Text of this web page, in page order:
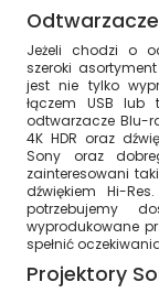
Jeżeli chodzi o
szeroki
jest nie tylko
łączem USB lub
odtwarzacze Blu-
4K HDR oraz
Sony oraz
zainteresowani
dźwiękiem Hi-
potrzebujemy
wyprodukowane
spełnić
Projektory